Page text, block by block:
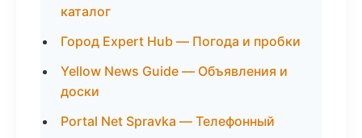
каталог
Город Expert Hub — Погода и пробки
Yellow News Guide — Объявления и
доски
Portal Net Spravka — Телефонный